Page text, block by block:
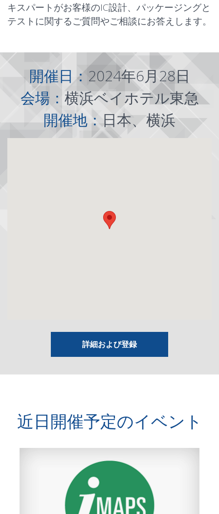
キスパートがお客様のIC設計、パッケージングと
テストに関するご質問やご相談にお答えします。
開催日： 2024年6月28日
会場： 横浜ベイホテル東急
開催地：日本、横浜
詳細および登録
近日開催予定のイベント